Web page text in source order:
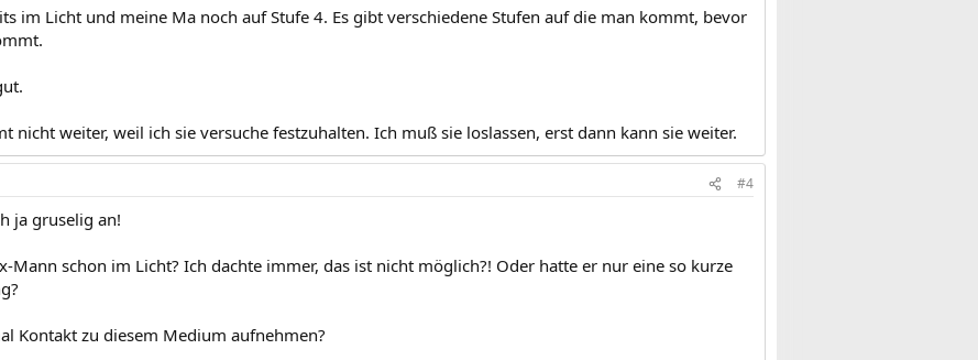
im Licht und meine Ma noch auf Stufe 4. Es gibt verschiedene Stufen auf die man kommt, bevor
nicht weiter, weil ich sie versuche festzuhalten. Ich muß sie loslassen, erst dann kann sie weiter.
#4
ja gruselig an!
Mann schon im Licht? Ich dachte immer, das ist nicht möglich?! Oder hatte er nur eine so kurze
Kontakt zu diesem Medium aufnehmen?